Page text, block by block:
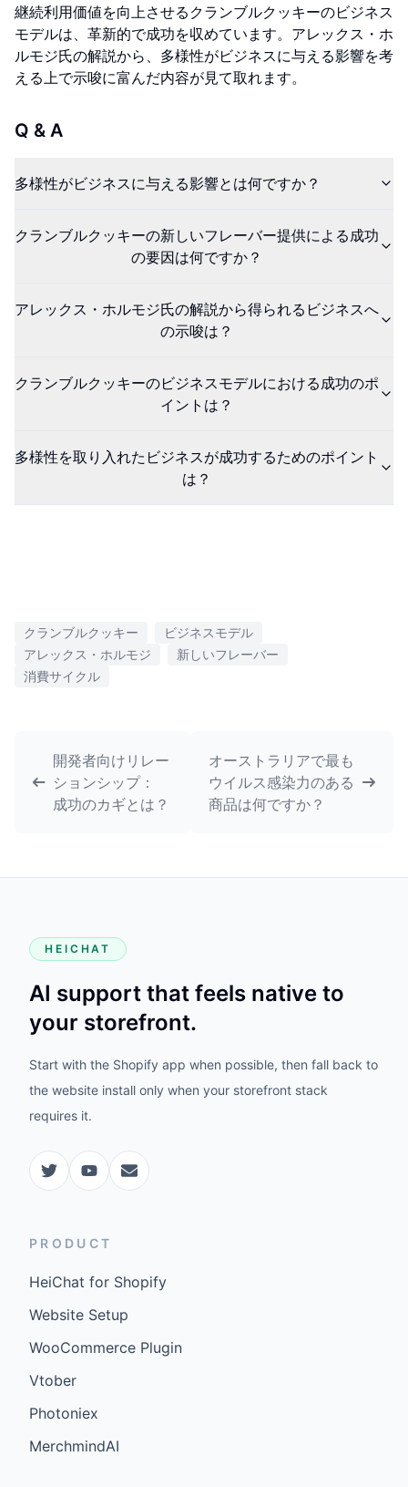
継続利用価値を向上させるクランブルクッキーのビジネス
モデルは、革新的で成功を収めています。アレックス・ホ
ルモジ氏の解説から、多様性がビジネスに与える影響を考
える上で示唆に富んだ内容が見て取れます。
Q & A
多様性がビジネスに与える影響とは何ですか？
クランブルクッキーの新しいフレーバー提供による成功
の要因は何ですか？
アレックス・ホルモジ氏の解説から得られるビジネスへ
の示唆は？
クランブルクッキーのビジネスモデルにおける成功のポ
イントは？
多様性を取り入れたビジネスが成功するためのポイント
は？
クランブルクッキー
ビジネスモデル
アレックス・ホルモジ
新しいフレーバー
消費サイクル
開発者向けリレー
ションシップ：
成功のカギとは？
オーストラリアで最も
ウイルス感染力のある
商品は何ですか？
HEICHAT
AI support that feels native to
your storefront.
Start with the Shopify app when possible, then fall back to
the website install only when your storefront stack
requires it.
PRODUCT
HeiChat for Shopify
Website Setup
WooCommerce Plugin
Vtober
Photoniex
MerchmindAI